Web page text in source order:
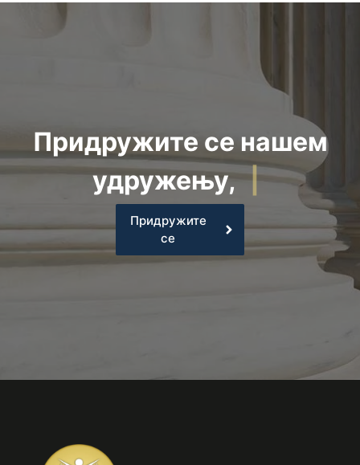
Придружите се нашем
удружењу, |
Придружите
се